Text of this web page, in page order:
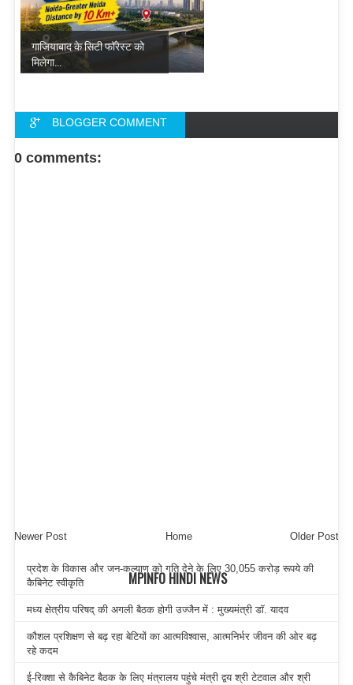
गाजियाबाद के सिटी फॉरेस्ट को
मिलेगा...
BLOGGER COMMENT
FACEBOOK COMMENT
0 comments:
Newer Post Older Post
Home
MPINFO HINDI NEWS
प्रदेश के विकास और जन-कल्याण को गति देने के लिए 30,055 करोड़ रूपये की
कैबिनेट स्वीकृति
मध्य क्षेत्रीय परिषद् की अगली बैठक होगी उज्जैन में : मुख्यमंत्री डॉ. यादव
कौशल प्रशिक्षण से बढ़ रहा बेटियों का आत्मविश्वास, आत्मनिर्भर जीवन की ओर बढ़
रहे कदम
ई-रिक्शा से कैबिनेट बैठक के लिए मंत्रालय पहुंचे मंत्री द्वय श्री टेटवाल और श्री